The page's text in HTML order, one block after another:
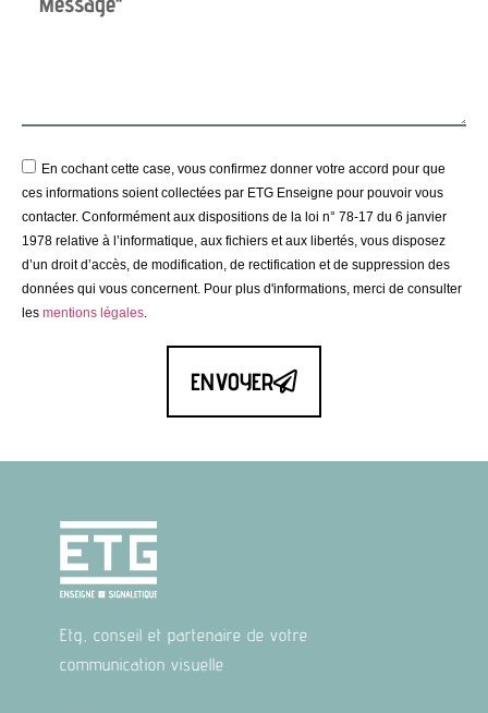
En cochant cette case, vous confirmez donner votre accord pour que
ces informations soient collectées par ETG Enseigne pour pouvoir vous
contacter. Conformément aux dispositions de la loi n° 78-17 du 6 janvier
1978 relative à l’informatique, aux fichiers et aux libertés, vous disposez
d’un droit d’accès, de modification, de rectification et de suppression des
données qui vous concernent. Pour plus d'informations, merci de consulter
les mentions légales.
ENVOYER
Etg, conseil et partenaire de votre
communication visuelle